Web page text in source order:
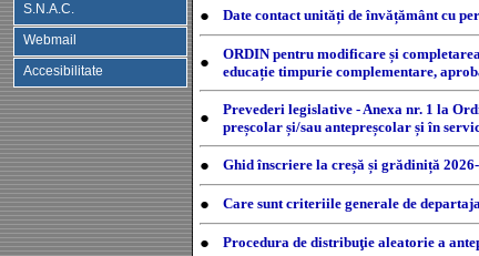
S.N.A.C.
Webmail
Accesibilitate
● Date contact unități de învățământ cu
● ORDIN pentru modificare și
educație timpurie complementare,
● Prevederi legislative - Anexa nr. 1 la
preșcolar și/sau antepreșcolar și în
● Ghid înscriere la creșă și grădiniță
● Care sunt criteriile generale de
● Procedura de distribuţie aleatorie a